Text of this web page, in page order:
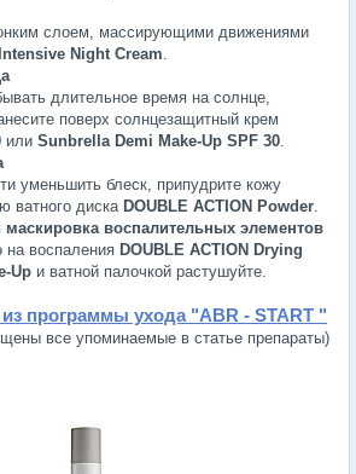
слоем, массирующими движениями
Night Cream.
длительное время на солнце,
поверх солнцезащитный крем
или Sunbrella Demi Make-Up SPF 30.
уменьшить блеск, припудрите кожу
ватного диска DOUBLE ACTION Powder.
воспалительных элементов
на воспаления DOUBLE ACTION Drying
Up и ватной палочкой растушуйте.
программы ухода "ABR - START "
все упоминаемые в статье препараты)